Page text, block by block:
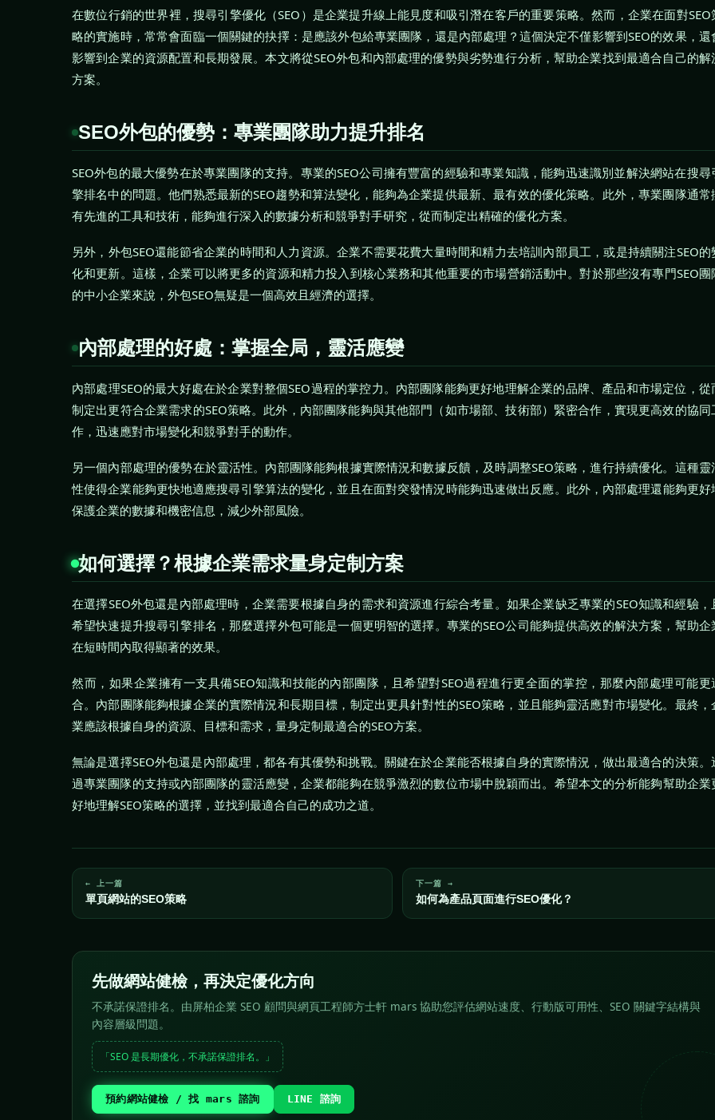
在數位行銷的世界裡，搜尋引擎優化（SEO）是企業提升線上能見度和吸引潛在客戶的重要策略。然而，企業在面對SEO
略的實施時，常常會面臨一個關鍵的抉擇：是應該外包給專業團隊，還是內部處理？這個決定不僅影響到SEO的效果，還
影響到企業的資源配置和長期發展。本文將從SEO外包和內部處理的優勢與劣勢進行分析，幫助企業找到最適合自己的解
方案。
SEO外包的優勢：專業團隊助力提升排名
SEO外包的最大優勢在於專業團隊的支持。專業的SEO公司擁有豐富的經驗和專業知識，能夠迅速識別並解決網站在搜尋
擎排名中的問題。他們熟悉最新的SEO趨勢和算法變化，能夠為企業提供最新、最有效的優化策略。此外，專業團隊通常
有先進的工具和技術，能夠進行深入的數據分析和競爭對手研究，從而制定出精確的優化方案。
另外，外包SEO還能節省企業的時間和人力資源。企業不需要花費大量時間和精力去培訓內部員工，或是持續關注SEO的
化和更新。這樣，企業可以將更多的資源和精力投入到核心業務和其他重要的市場營銷活動中。對於那些沒有專門SEO團
的中小企業來說，外包SEO無疑是一個高效且經濟的選擇。
內部處理的好處：掌握全局，靈活應變
內部處理SEO的最大好處在於企業對整個SEO過程的掌控力。內部團隊能夠更好地理解企業的品牌、產品和市場定位，從
制定出更符合企業需求的SEO策略。此外，內部團隊能夠與其他部門（如市場部、技術部）緊密合作，實現更高效的協同
作，迅速應對市場變化和競爭對手的動作。
另一個內部處理的優勢在於靈活性。內部團隊能夠根據實際情況和數據反饋，及時調整SEO策略，進行持續優化。這種靈
性使得企業能夠更快地適應搜尋引擎算法的變化，並且在面對突發情況時能夠迅速做出反應。此外，內部處理還能夠更好
保護企業的數據和機密信息，減少外部風險。
如何選擇？根據企業需求量身定制方案
在選擇SEO外包還是內部處理時，企業需要根據自身的需求和資源進行綜合考量。如果企業缺乏專業的SEO知識和經驗，
希望快速提升搜尋引擎排名，那麼選擇外包可能是一個更明智的選擇。專業的SEO公司能夠提供高效的解決方案，幫助企
在短時間內取得顯著的效果。
然而，如果企業擁有一支具備SEO知識和技能的內部團隊，且希望對SEO過程進行更全面的掌控，那麼內部處理可能更
合。內部團隊能夠根據企業的實際情況和長期目標，制定出更具針對性的SEO策略，並且能夠靈活應對市場變化。最終，
業應該根據自身的資源、目標和需求，量身定制最適合的SEO方案。
無論是選擇SEO外包還是內部處理，都各有其優勢和挑戰。關鍵在於企業能否根據自身的實際情況，做出最適合的決策。
過專業團隊的支持或內部團隊的靈活應變，企業都能夠在競爭激烈的數位市場中脫穎而出。希望本文的分析能夠幫助企業
好地理解SEO策略的選擇，並找到最適合自己的成功之道。
← 上一篇
單頁網站的SEO策略
下一篇 →
如何為產品頁面進行SEO優化？
先做網站健檢，再決定優化方向
不承諾保證排名。由屏柏企業 SEO 顧問與網頁工程師方士軒 mars 協助您評估網站速度、行動版可用性、SEO 關鍵字結構與
內容層級問題。
「SEO 是長期優化，不承諾保證排名。」
預約網站健檢 / 找 mars 諮詢 LINE 諮詢